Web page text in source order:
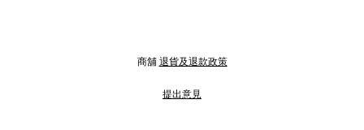
商舖 退貨及退款政策
提出意見